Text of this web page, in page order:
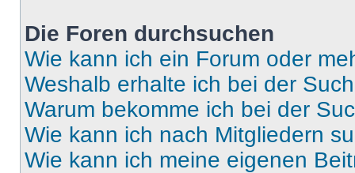
Die Foren durchsuchen
Wie kann ich ein Forum oder
Weshalb erhalte ich bei der
Warum bekomme ich bei der
Wie kann ich nach Mitgliedern
Wie kann ich meine eigenen